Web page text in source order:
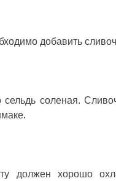
добавить
соленая.
должен хорошо